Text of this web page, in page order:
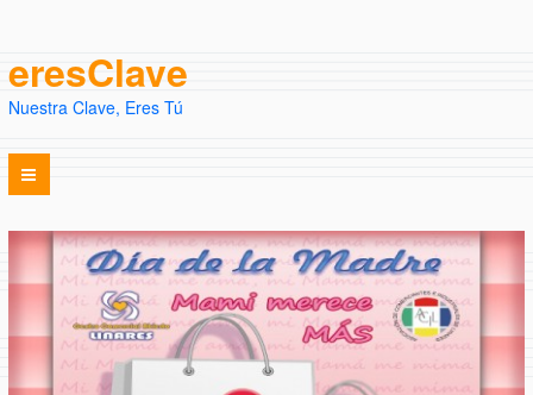
eresClave
Nuestra Clave, Eres Tú